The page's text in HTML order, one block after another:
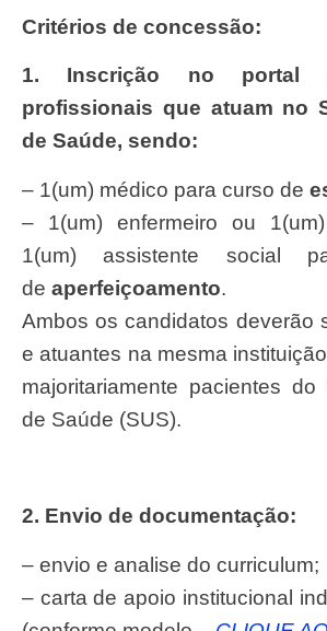
Critérios de concessão:
1. Inscrição no portal do IEP de
profissionais que atuam no
de Saúde, sendo:
– 1(um) médico para curso de
– 1(um) enfermeiro ou
1(um) assistente social
de aperfeiçoamento.
Ambos os candidatos deverão
e atuantes na mesma
majoritariamente pacientes do
de Saúde (SUS).
2. Envio de documentação:
– envio e analise do curriculum;
– carta de apoio institucional